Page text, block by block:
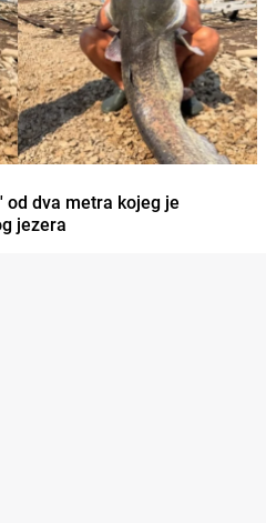
od dva metra kojeg je
jezera